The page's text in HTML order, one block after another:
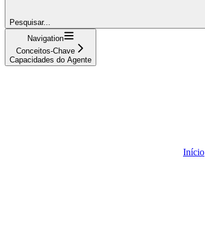
Pesquisar...
Navigation
Conceitos-Chave
Capacidades do Agente
Início